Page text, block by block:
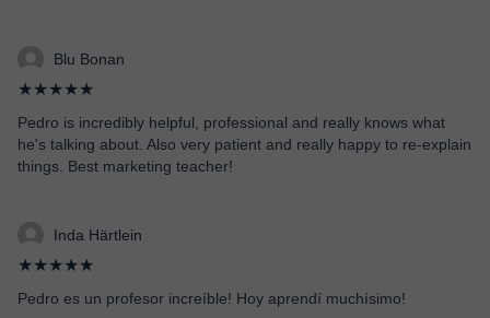
Blu Bonan
★★★★★
Pedro is incredibly helpful, professional and really knows what
he's talking about. Also very patient and really happy to re-explain
things. Best marketing teacher!
Inda Härtlein
★★★★★
Pedro es un profesor increíble! Hoy aprendí muchísimo!